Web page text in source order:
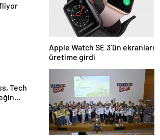
Apple Watch SE 3’ün ekranları
üretime girdi
Tech